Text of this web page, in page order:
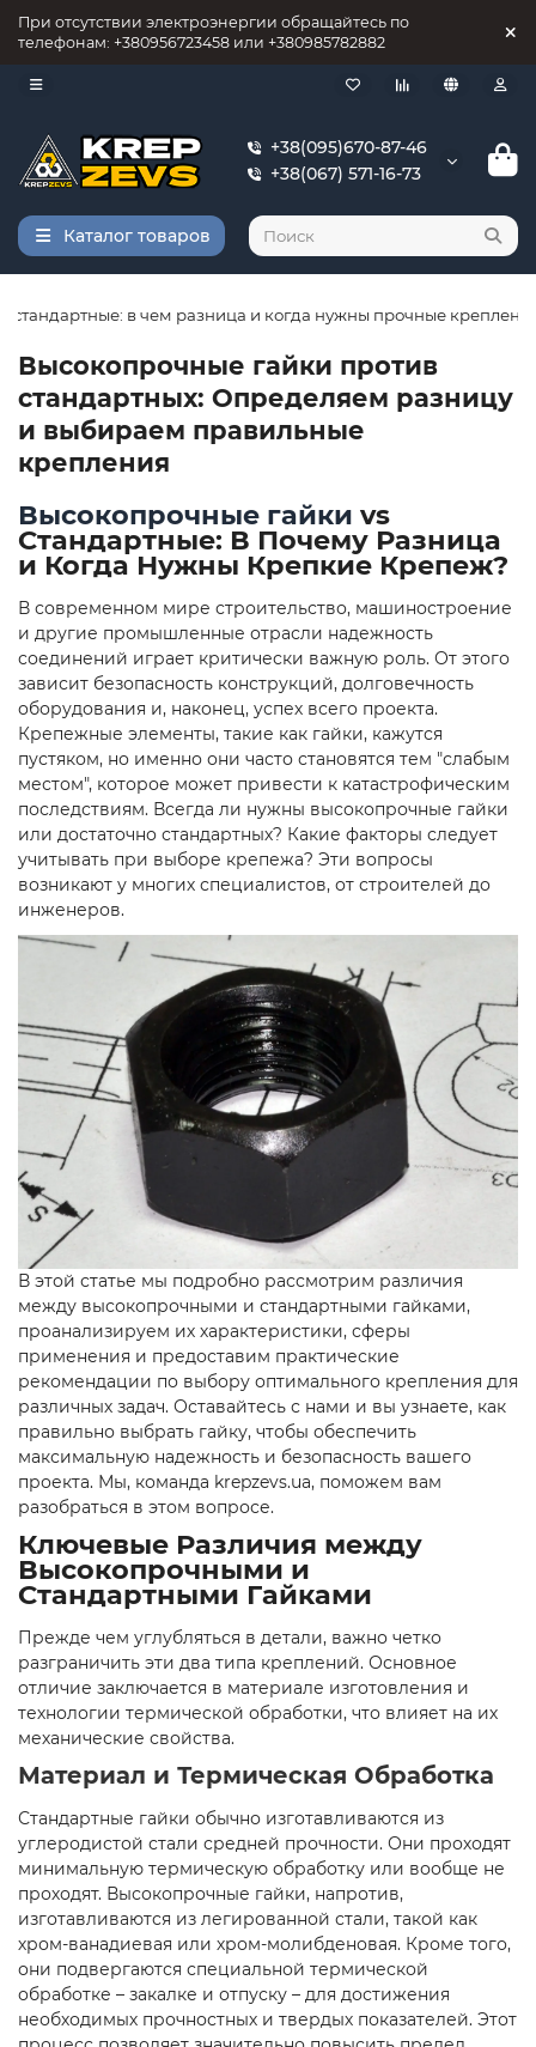
При отсутствии электроэнергии обращайтесь по
телефонам: +380956723458 или +380985782882
+38(095)670-87-46
+38(067) 571-16-73
Каталог товаров
стандартные: в чем разница и когда нужны прочные
Высокопрочные гайки против
стандартных: Определяем разницу
и выбираем правильные
крепления
Высокопрочные гайки vs
Стандартные: В Почему Разница
и Когда Нужны Крепкие Крепеж?
В современном мире строительство, машиностроение
и другие промышленные отрасли надежность
соединений играет критически важную роль. От этого
зависит безопасность конструкций, долговечность
оборудования и, наконец, успех всего проекта.
Крепежные элементы, такие как гайки, кажутся
пустяком, но именно они часто становятся тем "слабым
местом", которое может привести к катастрофическим
последствиям. Всегда ли нужны высокопрочные гайки
или достаточно стандартных? Какие факторы следует
учитывать при выборе крепежа? Эти вопросы
возникают у многих специалистов, от строителей до
инженеров.
В этой статье мы подробно рассмотрим различия
между высокопрочными и стандартными гайками,
проанализируем их характеристики, сферы
применения и предоставим практические
рекомендации по выбору оптимального крепления для
различных задач. Оставайтесь с нами и вы узнаете, как
правильно выбрать гайку, чтобы обеспечить
максимальную надежность и безопасность вашего
проекта. Мы, команда krepzevs.ua, поможем вам
разобраться в этом вопросе.
Ключевые Различия между
Высокопрочными и
Стандартными Гайками
Прежде чем углубляться в детали, важно четко
разграничить эти два типа креплений. Основное
отличие заключается в материале изготовления и
технологии термической обработки, что влияет на их
механические свойства.
Материал и Термическая Обработка
Стандартные гайки обычно изготавливаются из
углеродистой стали средней прочности. Они проходят
минимальную термическую обработку или вообще не
проходят. Высокопрочные гайки, напротив,
изготавливаются из легированной стали, такой как
хром-ванадиевая или хром-молибденовая. Кроме того,
они подвергаются специальной термической
обработке – закалке и отпуску – для достижения
необходимых прочностных и твердых показателей. Этот